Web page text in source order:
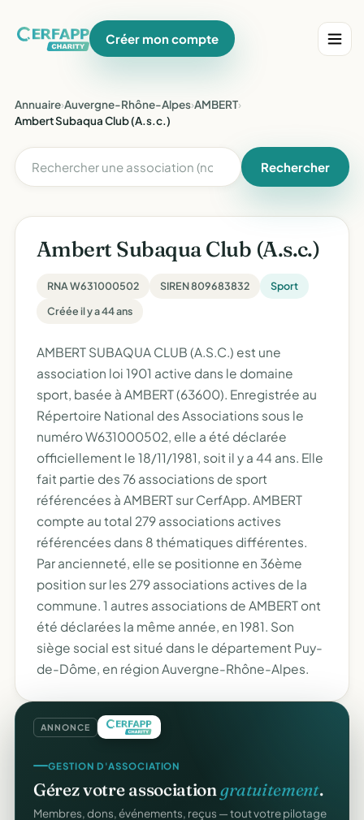
Créer mon compte
Annuaire›Auvergne-Rhône-Alpes›AMBERT›
Ambert Subaqua Club (A.s.c.)
Rechercher
Ambert Subaqua Club (A.s.c.)
RNA W631000502 SIREN 809683832
Sport
Créée il y a 44 ans
AMBERT SUBAQUA CLUB (A.S.C.) est une
association loi 1901 active dans le domaine
sport, basée à AMBERT (63600). Enregistrée au
Répertoire National des Associations sous le
numéro W631000502, elle a été déclarée
officiellement le 18/11/1981, soit il y a 44 ans. Elle
fait partie des 76 associations de sport
référencées à AMBERT sur CerfApp. AMBERT
compte au total 279 associations actives
référencées dans 8 thématiques différentes.
Par ancienneté, elle se positionne en 36ème
position sur les 279 associations actives de la
commune. 1 autres associations de AMBERT ont
été déclarées la même année, en 1981. Son
siège social est situé dans le département Puy-
de-Dôme, en région Auvergne-Rhône-Alpes.
ANNONCE
GESTION D'ASSOCIATION
Gérez votre associationgratuitement.
Membres, dons, événements, reçus — tout votre pilotage